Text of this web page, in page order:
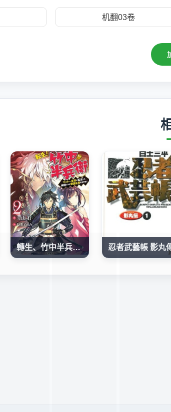
机翻03卷
轉生、竹中半兵衛！和一起轉生的不知名武將一起在戰國亂世活下去 忍者武藝帳 影丸